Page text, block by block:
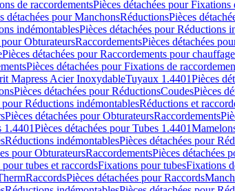
de raccordementsPièces détachées pour Fixations
détachées pour ManchonsRéductionsPièces
indémontablesPièces détachées pour Réductions
pour ObturateursRaccordementsPièces détachées
Pièces détachées pour Raccordements pour chauffage
Pièces détachées pour Fixations de
Mapress Acier InoxydableTuyaux 1.4401Pièces
Pièces détachées pour RéductionsCoudesPièces
pour Réductions indémontablesRéductions et
Pièces détachées pour ObturateursRaccordements
1.4401Pièces détachées pour Tubes 1.4401
Réductions indémontablesPièces détachées pour
pour ObturateursRaccordementsPièces détachées
tubes et raccordsFixations pour tubesFixations
RaccordsPièces détachées pour Raccords